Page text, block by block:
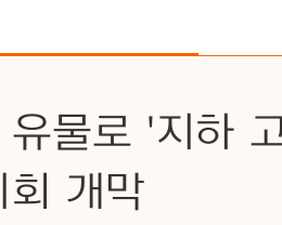
물로 '지하
개막